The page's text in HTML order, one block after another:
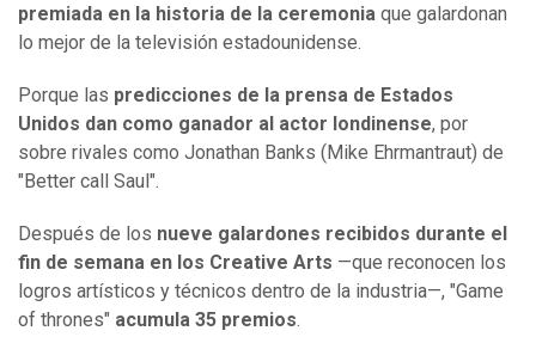
premiada en la historia de la ceremonia que galardonan
lo mejor de la televisión estadounidense.
Porque las predicciones de la prensa de Estados
Unidos dan como ganador al actor londinense, por
sobre rivales como Jonathan Banks (Mike Ehrmantraut) de
"Better call Saul".
Después de los nueve galardones recibidos durante el
fin de semana en los Creative Arts —que reconocen los
logros artísticos y técnicos dentro de la industria—, "Game
of thrones" acumula 35 premios.